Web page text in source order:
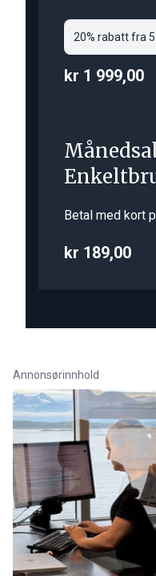
20% rabatt fra
kr 1 999,00
Betal med kort
kr 189,00
Annonsørinnhold